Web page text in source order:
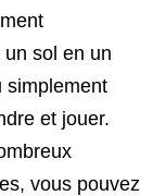
sol en un
simplement
et jouer.
vous pouvez